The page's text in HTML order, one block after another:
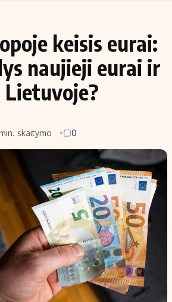
keisis eurai:
naujieji eurai ir
skaitymo 0